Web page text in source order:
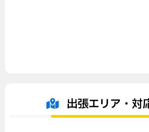
出張エリア・対